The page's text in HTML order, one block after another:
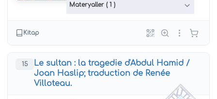
Materyaller ( 1 )
Kitap
15
Le sultan : la tragedie d'Abdul Hamid /
Joan Haslip; traduction de Renée
Villoteau.